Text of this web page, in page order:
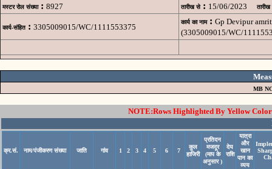
मस्टर रोल संख्या : 8927 तारीख से : 15/06/2023 तारीख
कार्य-संहित : 3305009015/WC/1111553375
कार्य का नाम : Gp Devipur
(3305009015/WC/
MB
NOTE:Rows Highlighted By Yellow
क्र.सं. नाम/पंजीकरण संख्या जाति गांव 1 2 3 4 5 6 7
कुल
हाजिरी
प्रतिदन
मजदूर
(माप के
अनुसार )
देय
राशि
यात्रा
और
खान
पान का
व्यय